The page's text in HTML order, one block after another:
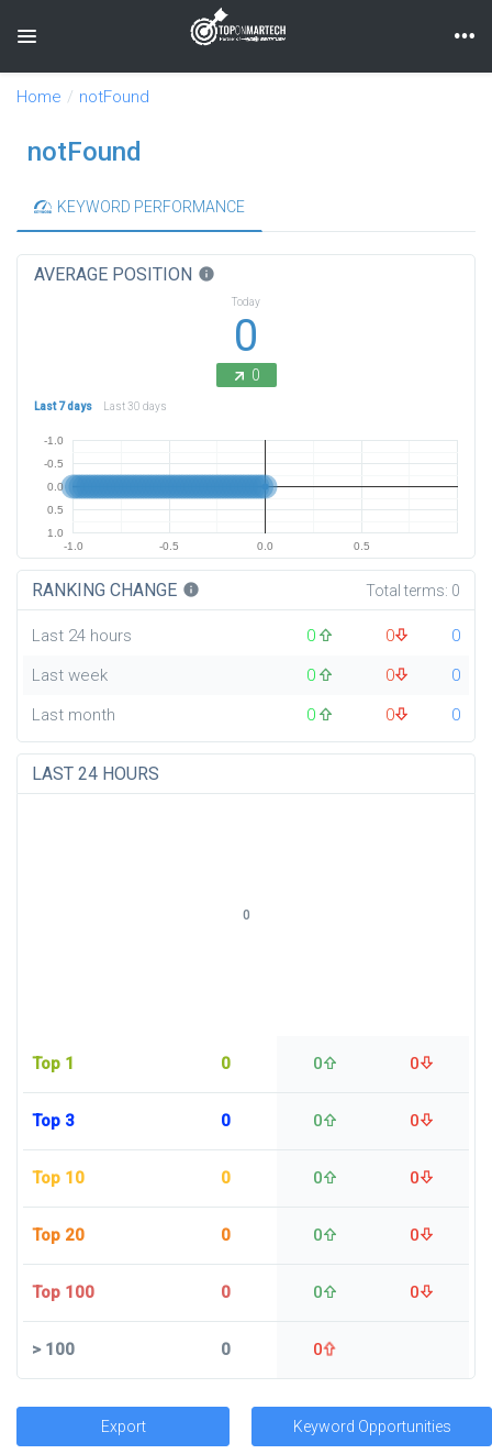
Toggle navigation
Home notFound
notFound
KEYWORD PERFORMANCE
AVERAGE POSITION info
Today
0
0
Last 7 days Last 30 days
-1.0 -0.5 0.0 0.5
-1.0
-0.5
0.0
0.5
1.0
RANKING CHANGE info Total terms: 0
Last 24 hours 0 0
0
Last week
0 0
0
Last month
0 0 0
LAST 24 HOURS
Top 1 0 0 0
Top 3 0 0 0
Top 10 0 0 0
Top 20 0 0 0
Top 100 0 0 0
>100 0 0
0
Export Keyword Opportunities